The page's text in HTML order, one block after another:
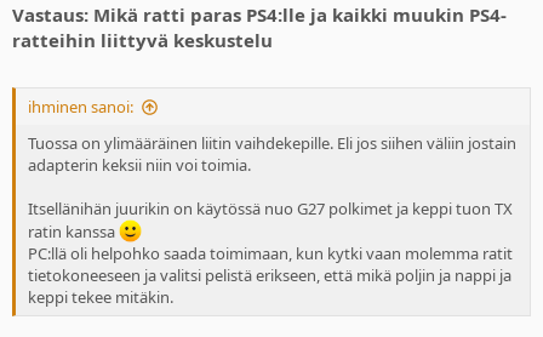
Vastaus: Mikä ratti paras PS4:lle ja kaikki muukin PS4-
ratteihin liittyvä keskustelu
ihminen sanoi:
Tuossa on ylimääräinen liitin vaihdekepille. Eli jos siihen väliin jostain
adapterin keksii niin voi toimia.
Itsellänihän juurikin on käytössä nuo G27 polkimet ja keppi tuon TX
ratin kanssa
PC:llä oli helpohko saada toimimaan, kun kytki vaan molemma ratit
tietokoneeseen ja valitsi pelistä erikseen, että mikä poljin ja nappi ja
keppi tekee mitäkin.